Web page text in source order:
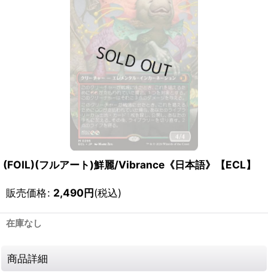
(FOIL)(フルアート)鮮麗/Vibrance《日本語》【ECL】
販売価格: 2,490円(税込)
在庫なし
商品詳細